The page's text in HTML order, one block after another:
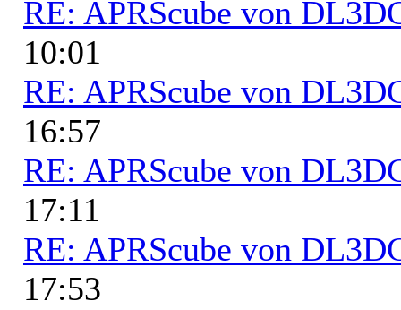
RE: APRScube von
10:01
RE: APRScube von
16:57
RE: APRScube von
17:11
RE: APRScube von
17:53